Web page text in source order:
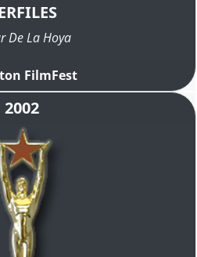
De La Hoya
FilmFest
2002